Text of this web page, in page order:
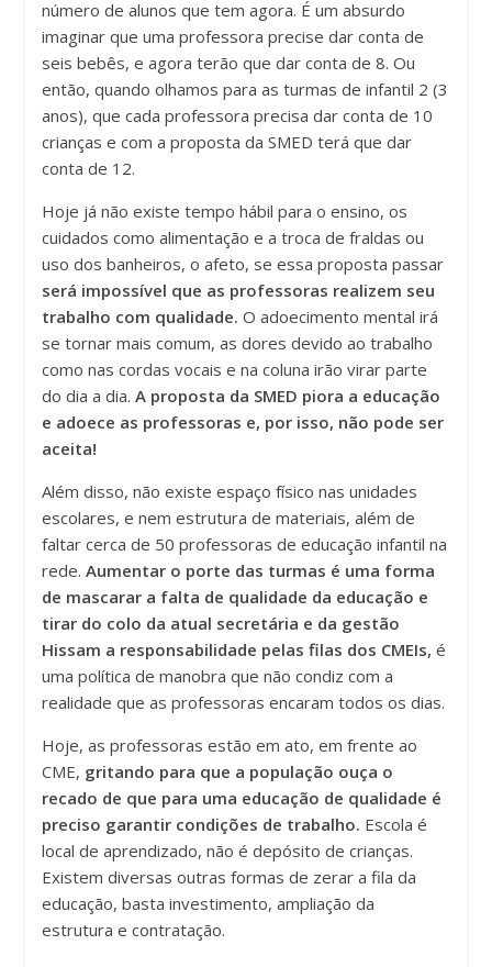
número de alunos que tem agora. É um absurdo
imaginar que uma professora precise dar conta de
seis bebês, e agora terão que dar conta de 8. Ou
então, quando olhamos para as turmas de infantil 2 (3
anos), que cada professora precisa dar conta de 10
crianças e com a proposta da SMED terá que dar
conta de 12.
Hoje já não existe tempo hábil para o ensino, os
cuidados como alimentação e a troca de fraldas ou
uso dos banheiros, o afeto, se essa proposta passar
será impossível que as professoras realizem seu
trabalho com qualidade. O adoecimento mental irá
se tornar mais comum, as dores devido ao trabalho
como nas cordas vocais e na coluna irão virar parte
do dia a dia.A proposta da SMED piora a educação
e adoece as professoras e, por isso, não pode ser
aceita!
Além disso, não existe espaço físico nas unidades
escolares, e nem estrutura de materiais, além de
faltar cerca de 50 professoras de educação infantil na
rede. Aumentar o porte das turmas é uma forma
de mascarar a falta de qualidade da educação e
tirar do colo da atual secretária e da gestão
Hissam a responsabilidade pelas filas dos CMEIs, é
uma política de manobra que não condiz com a
realidade que as professoras encaram todos os dias.
Hoje, as professoras estão em ato, em frente ao
CME, gritando para que a população ouça o
recado de que para uma educação de qualidade é
preciso garantir condições de trabalho. Escola é
local de aprendizado, não é depósito de crianças.
Existem diversas outras formas de zerar a fila da
educação, basta investimento, ampliação da
estrutura e contratação.